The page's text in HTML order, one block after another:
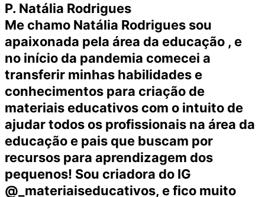
P. Natália Rodrigues
Me chamo Natália Rodrigues sou
apaixonada pela área da educação , e
no início da pandemia comecei a
transferir minhas habilidades e
conhecimentos para criação de
materiais educativos com o intuito de
ajudar todos os profissionais na área da
educação e pais que buscam por
recursos para aprendizagem dos
pequenos! Sou criadora do IG
@_materiaiseducativos, e fico muito